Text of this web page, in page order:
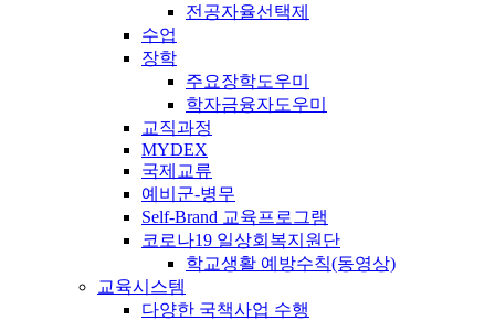
전공자율선택제
수업
장학
주요장학도우미
학자금융자도우미
교직과정
MYDEX
국제교류
예비군-병무
Self-Brand 교육프로그램
코로나19 일상회복지원단
학교생활 예방수칙(동영상)
교육시스템
다양한 국책사업 수행